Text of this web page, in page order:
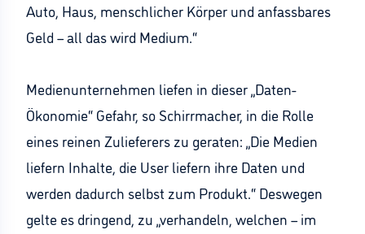
Auto, Haus, menschlicher Körper und anfassbares
Geld – all das wird Medium.“
Medienunternehmen liefen in dieser „Daten-
Ökonomie“ Gefahr, so Schirrmacher, in die Rolle
eines reinen Zulieferers zu geraten: „Die Medien
liefern Inhalte, die User liefern ihre Daten und
werden dadurch selbst zum Produkt.“ Deswegen
gelte es dringend, zu „verhandeln, welchen – im